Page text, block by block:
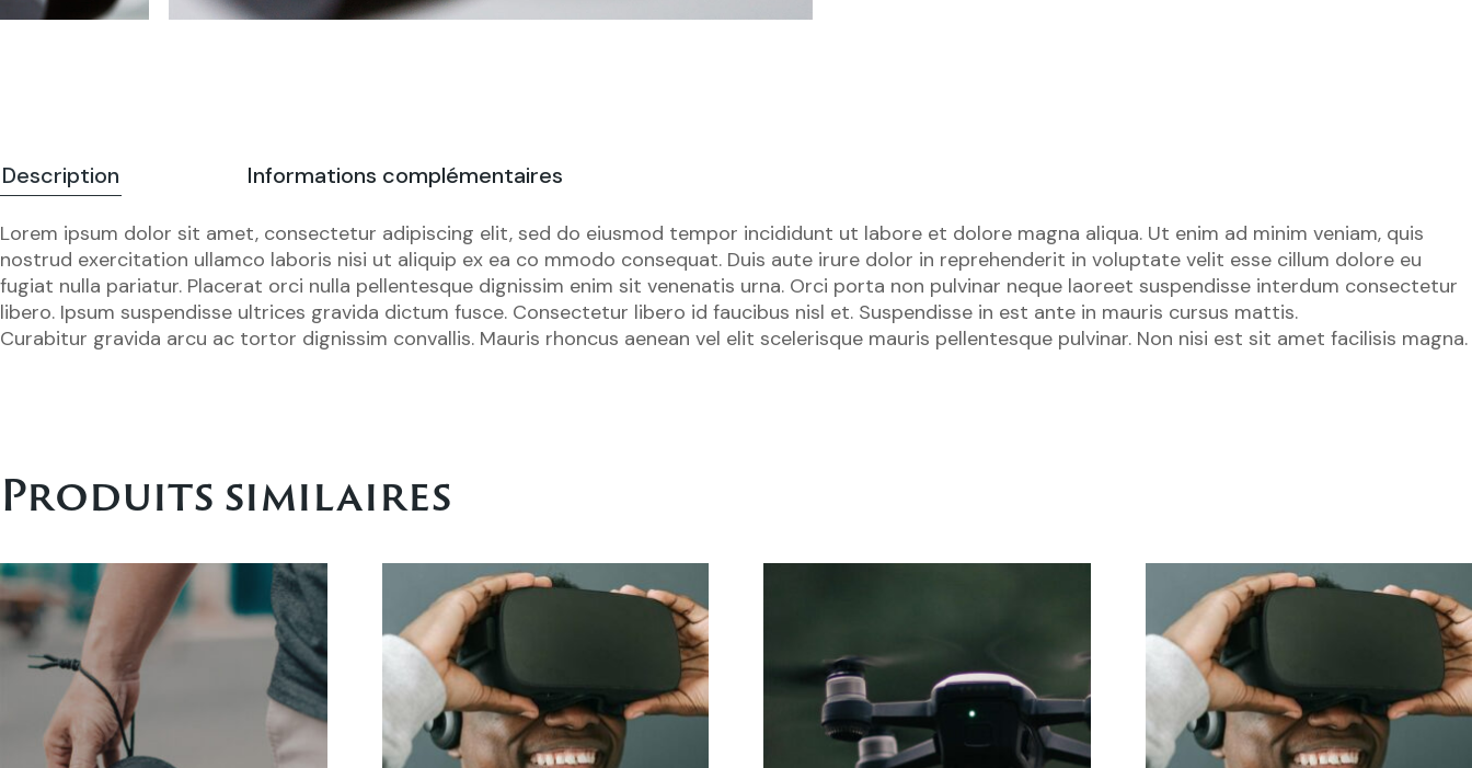
Description Informations complémentaires
Lorem ipsum dolor sit amet, consectetur adipiscing elit, sed do eiusmod tempor incididunt ut labore et dolore magna aliqua. Ut enim ad minim veniam, quis
nostrud exercitation ullamco laboris nisi ut aliquip ex ea co mmodo consequat. Duis aute irure dolor in reprehenderit in voluptate velit esse cillum dolore eu
fugiat nulla pariatur. Placerat orci nulla pellentesque dignissim enim sit venenatis urna. Orci porta non pulvinar neque laoreet suspendisse interdum consectetur
libero. Ipsum suspendisse ultrices gravida dictum fusce. Consectetur libero id faucibus nisl et. Suspendisse in est ante in mauris cursus mattis.
Curabitur gravida arcu ac tortor dignissim convallis. Mauris rhoncus aenean vel elit scelerisque mauris pellentesque pulvinar. Non nisi est sit amet facilisis magna.
Produits similaires